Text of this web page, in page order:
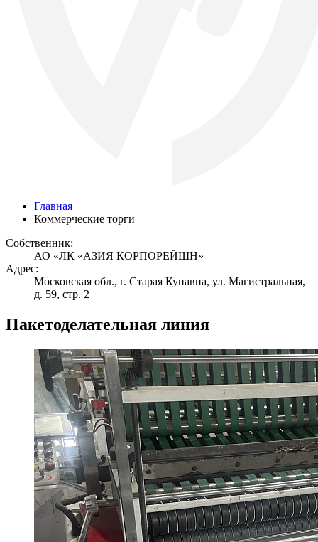
Главная
Коммерческие торги
Собственник:
АО «ЛК «АЗИЯ КОРПОРЕЙШН»
Адрес:
Московская обл., г. Старая Купавна, ул. Магистральная,
д. 59, стр. 2
Пакетоделательная линия